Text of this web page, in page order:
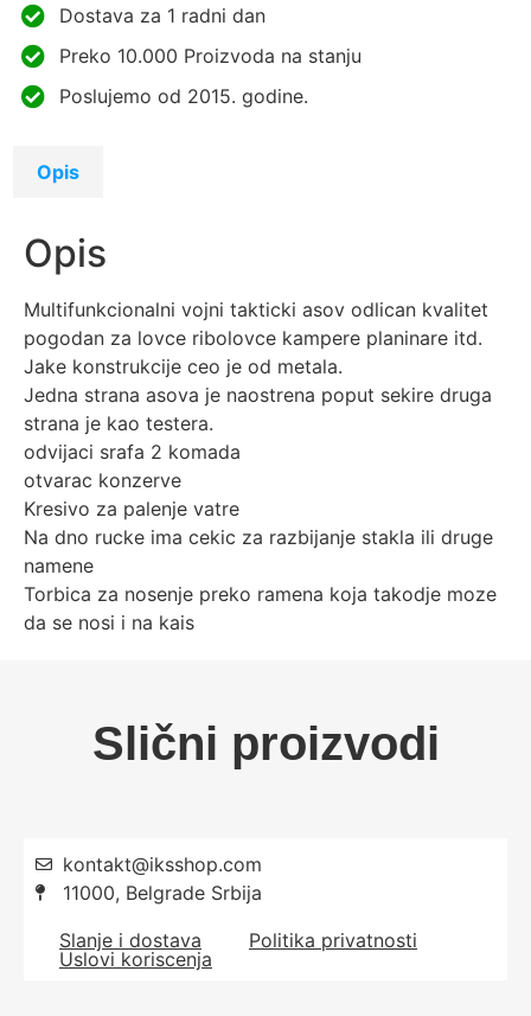
Dostava za 1 radni dan
Preko 10.000 Proizvoda na stanju
Poslujemo od 2015. godine.
Opis
Opis
Multifunkcionalni vojni takticki asov odlican kvalitet
pogodan za lovce ribolovce kampere planinare itd.
Jake konstrukcije ceo je od metala.
Jedna strana asova je naostrena poput sekire druga
strana je kao testera.
odvijaci srafa 2 komada
otvarac konzerve
Kresivo za palenje vatre
Na dno rucke ima cekic za razbijanje stakla ili druge
namene
Torbica za nosenje preko ramena koja takodje moze
da se nosi i na kais
Slični proizvodi
kontakt@iksshop.com
11000, Belgrade Srbija
Slanje i dostava
Politika privatnosti
Uslovi koriscenja